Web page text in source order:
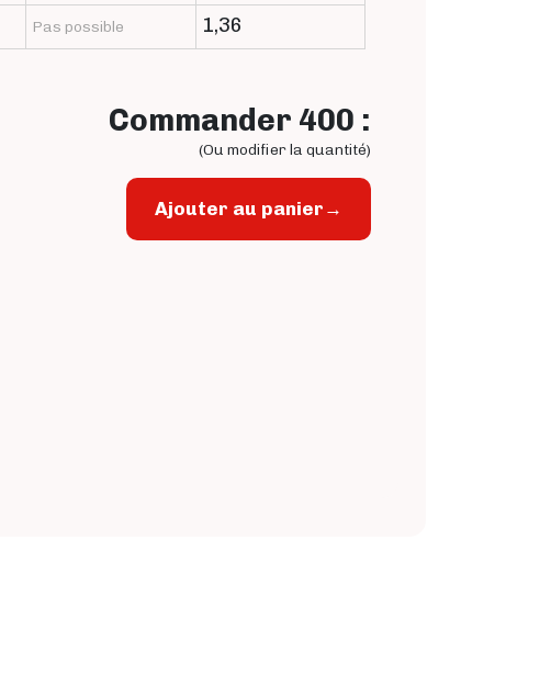
Pas possible 1,36
Commander 400 :
(Ou modifier la quantité)
Ajouter au panier →